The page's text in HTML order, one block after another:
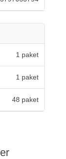
1 paket
1 paket
48 paket